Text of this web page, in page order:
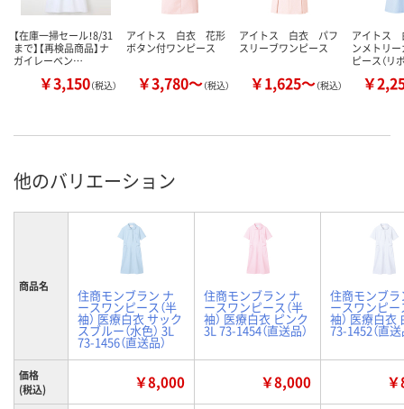
【在庫一掃セール！8/31
まで】【再検品商品】ナ
ガイレーベン…
￥3,150（税込）
アイトス 白衣 花形
ボタン付ワンピース
￥3,780～（税込）
アイトス 白衣 パフ
スリーブワンピース
￥1,625～（税込）
アイトス
ンメトリ
ピース（
￥
他のバリエーション
商品名
住商モンブラン ナ
ースワンピース（半
袖） 医療白衣 サック
スブルー（水色） 3L
73-1456（直送品）
住商モンブラン ナ
ースワンピース（半
袖） 医療白衣 ピンク
3L 73-1454（直送品）
住商モンブラ
ースワンピー
袖） 医療白衣
73-1452（直送
価格
(税込)
￥8,000 ￥8,000